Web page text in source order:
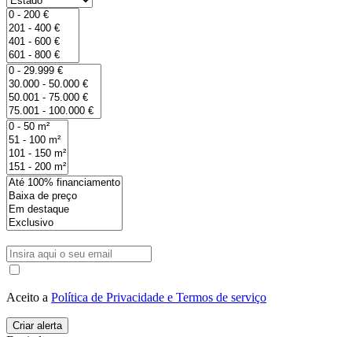
Aceito a Política de Privacidade e Termos de serviço